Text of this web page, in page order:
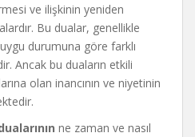
ve ilişkinin yeniden
Bu dualar, genellikle
durumuna göre farklı
Ancak bu duaların etkili
olan inancının ve niyetinin
ne zaman ve nasıl